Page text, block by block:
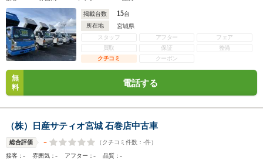
掲載台数 15台
所在地
宮城県
スタッフ
アフター
フェア
買取
保証
整備
クチコミ
クーポン
無
料
電話する
（株）日産サティオ宮城 石巻店中古車
総合評価 - （クチコミ件数： -件）
接客：- 雰囲気：- アフター：- 品質：-